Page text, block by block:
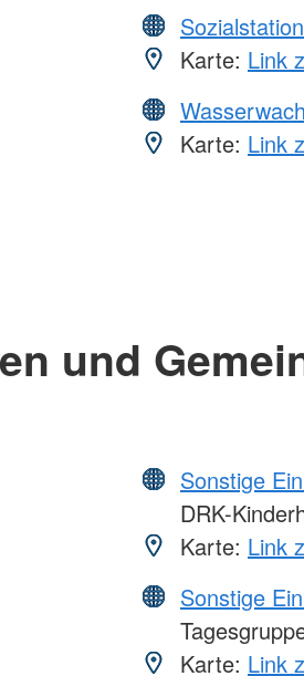
Karte: Link
Karte: Link
und
Sonstige
DRK-
Karte: Link
Sonstige
Karte: Link